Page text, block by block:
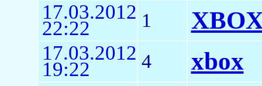
17.03.2012
22:22 1
17.03.2012
19:22 4 xbox